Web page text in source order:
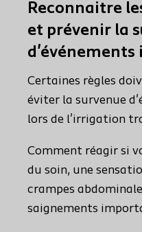
Reconnaitre
et prévenir la
d'événements
Certaines règles
éviter la survenue
lors de l'irrigation
Comment réagir si
du soin, une
crampes
saignements